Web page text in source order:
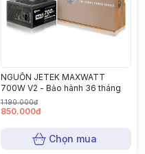
NGUỒN JETEK MAXWATT
700W V2 - Bảo hành 36 tháng
1.190.000đ
850.000đ
Chọn mua